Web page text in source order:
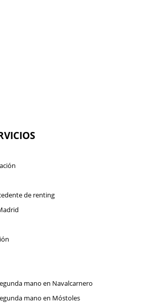
de renting
mano en Navalcarnero
mano en Móstoles